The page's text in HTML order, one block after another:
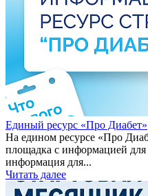
Единый ресурс «Про Диабет»
На едином ресурсе «Про
площадка с информацией для
информация для...
Читать далее